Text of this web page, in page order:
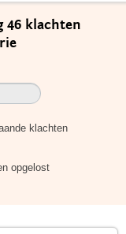
46 klachten
klachten
opgelost